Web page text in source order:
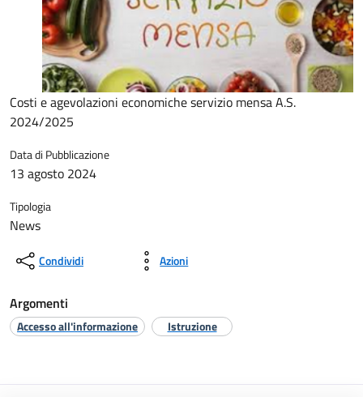
Costi e agevolazioni economiche servizio mensa A.S.
2024/2025
Data di Pubblicazione
13 agosto 2024
Tipologia
News
Condividi Azioni
Argomenti
Accesso all'informazione Istruzione